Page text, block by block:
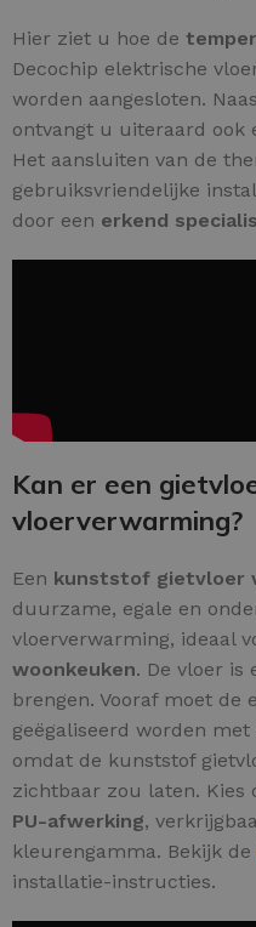
Hier ziet u hoe de
Decochip elektrische
worden aangesloten.
ontvangt u uiteraard ook
Het aansluiten van de
gebruiksvriendelijke
door een erkend
Kan er een
vloerverwarming?
Een kunststof gietvloer
duurzame, egale en
vloerverwarming, ideaal
woonkeuken. De vloer is
brengen. Vooraf moet
geëgaliseerd worden met
omdat de kunststof
zichtbaar zou laten. Kies
PU-afwerking,
kleurengamma. Bekijk de
installatie-instructies.